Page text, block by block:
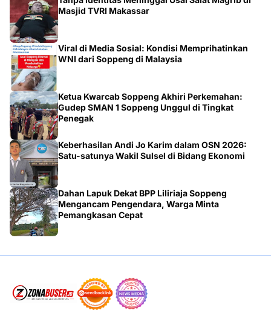
Masjid TVRI Makassar
Viral di Media Sosial: Kondisi Memprihatinkan
WNI dari Soppeng di Malaysia
Ketua Kwarcab Soppeng Akhiri Perkemahan:
Gudep SMAN 1 Soppeng Unggul di Tingkat
Penegak
Keberhasilan Andi Jo Karim dalam OSN 2026:
Satu-satunya Wakil Sulsel di Bidang Ekonomi
Dahan Lapuk Dekat BPP Liliriaja Soppeng
Mengancam Pengendara, Warga Minta
Pemangkasan Cepat